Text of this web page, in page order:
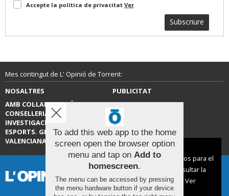
Accepte la política de privacitat Ver
Subscriure
Mes contingut de L' Opinió de Torrent:
NOSALTRES
PUBLICITAT
AMB COL·LABORACIÓ DE LA
CONSELLERIA D’EDUCACIÓ,
INVESTIGACIÓ, CULTURA I
ESPORTS. GENERALITAT
VALENCIANA.
CONTACTE
To add this web app to the home
screen open the browser option
menu and tap on Add to
homescreen.
The menu can be accessed by pressing
the menu hardware button if your device
Aviso sobre el Uso de cookies:
Utilizamos cookies nuestras y de terceros para el
funcionamiento del digital. Puedes consultar la
lista de cookies y como desconectarlas.
Ver
nuestra Política de Privacidad y Cookies